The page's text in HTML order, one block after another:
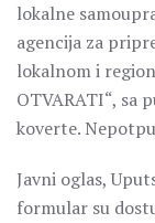
lokalne
agencija za
lokalnom i
OTVARATI“, sa
koverte.
Javni oglas,
formular su